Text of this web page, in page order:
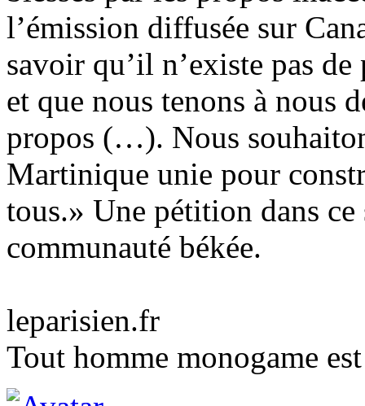
l’émission diffusée sur
savoir qu’il n’existe pas de
et que nous tenons à nous
propos (…). Nous
Martinique unie pour
tous.» Une pétition dans ce
communauté békée.
leparisien.fr
Tout homme monogame